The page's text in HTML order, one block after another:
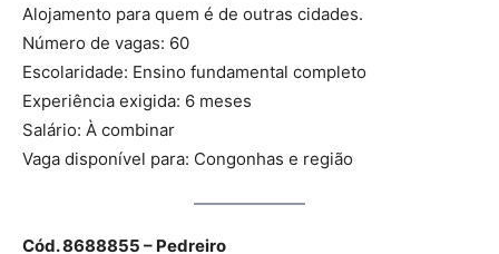
Alojamento para quem é de outras cidades.
Número de vagas: 60
Escolaridade: Ensino fundamental completo
Experiência exigida: 6 meses
Salário: À combinar
Vaga disponível para: Congonhas e região
Cód. 8688855 – Pedreiro